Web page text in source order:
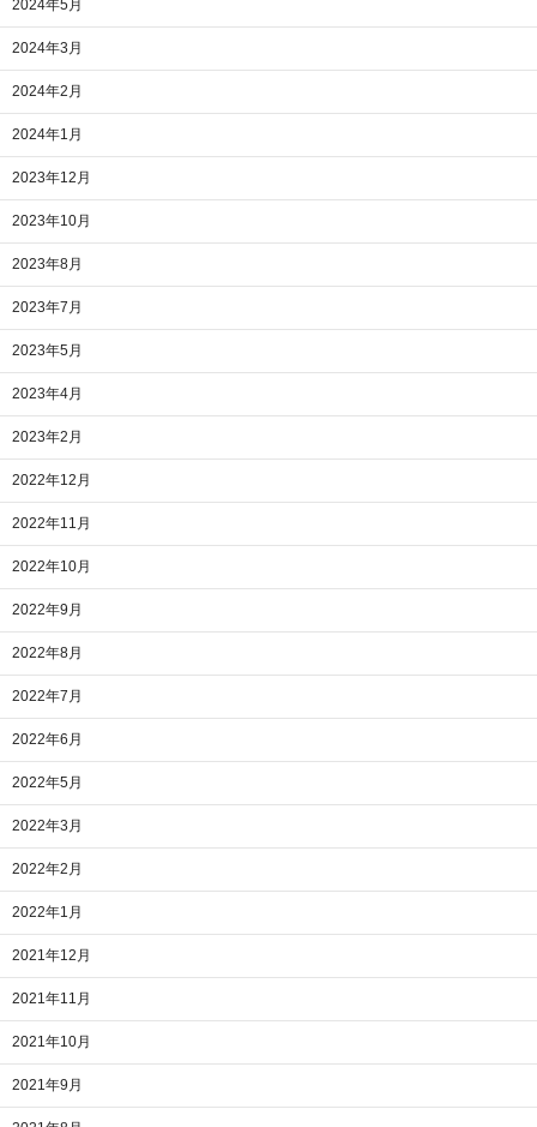
2024年5月
2024年3月
2024年2月
2024年1月
2023年12月
2023年10月
2023年8月
2023年7月
2023年5月
2023年4月
2023年2月
2022年12月
2022年11月
2022年10月
2022年9月
2022年8月
2022年7月
2022年6月
2022年5月
2022年3月
2022年2月
2022年1月
2021年12月
2021年11月
2021年10月
2021年9月